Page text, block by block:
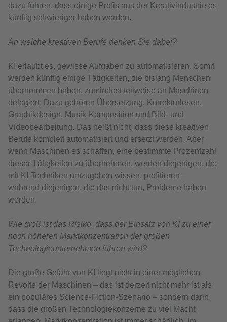
dazu führen, dass einige Profis aus der Kreativindustrie es
künftig schwieriger haben werden.
An welche kreativen Berufe denken Sie dabei?
KI erlaubt es, gewisse Aufgaben zu automatisieren. Somit
werden künftig einige Tätigkeiten, die bislang Menschen
übernommen haben, zumindest teilweise an Maschinen
delegiert. Dazu gehören Übersetzung, Korrekturlesen,
Graphikdesign, Musik-Komposition und Bild- und
Videobearbeitung. Das heißt nicht, dass diese kreativen
Berufe komplett automatisiert und ersetzt werden. Aber
wenn Maschinen es schaffen, eine bestimmte Prozentzahl
dieser Tätigkeiten zu übernehmen, werden diejenigen, die
mit KI-Techniken umzugehen wissen, profitieren –
während diejenigen, die das nicht tun, Probleme haben
werden.
Wie groß ist das Risiko, dass der Einsatz von KI zu einer
noch höheren Marktkonzentration der großen
Technologieunternehmen führen wird?
Die große Gefahr von KI liegt nicht in einer möglichen
Revolte der Maschinen – das ist derzeit nicht mehr ist als
ein populäres Science-Fiction-Szenario – sondern darin,
dass die großen Technologiekonzerne zu viel Macht